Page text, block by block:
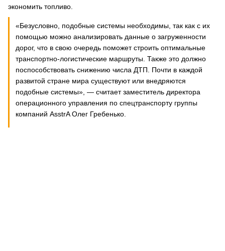
экономить топливо.
«Безусловно, подобные системы необходимы, так как с их
помощью можно анализировать данные о загруженности
дорог, что в свою очередь поможет строить оптимальные
транспортно-логистические маршруты. Также это должно
поспособствовать снижению числа ДТП. Почти в каждой
развитой стране мира существуют или внедряются
подобные системы», — считает заместитель директора
операционного управления по спецтранспорту группы
компаний AsstrA Олег Гребенько.